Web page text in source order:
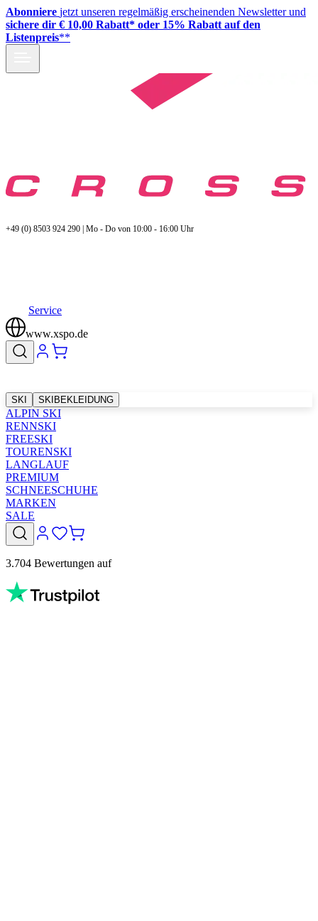
Abonniere jetzt unseren regelmäßig erscheinenden Newsletter und
sichere dir € 10,00 Rabatt* oder 15% Rabatt auf den
Listenpreis**
+49 (0) 8503 924 290 | Mo - Do von 10:00 - 16:00 Uhr
Service
www.xspo.de
SKI SKIBEKLEIDUNG
ALPIN SKI
RENNSKI
FREESKI
TOURENSKI
LANGLAUF
PREMIUM
SCHNEESCHUHE
MARKEN
SALE
3.704 Bewertungen auf